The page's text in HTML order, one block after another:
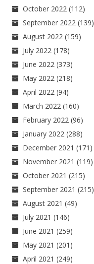
October 2022 (112)
September 2022 (139)
August 2022 (159)
July 2022 (178)
June 2022 (373)
May 2022 (218)
April 2022 (94)
March 2022 (160)
February 2022 (96)
January 2022 (288)
December 2021 (171)
November 2021 (119)
October 2021 (215)
September 2021 (215)
August 2021 (49)
July 2021 (146)
June 2021 (259)
May 2021 (201)
April 2021 (249)